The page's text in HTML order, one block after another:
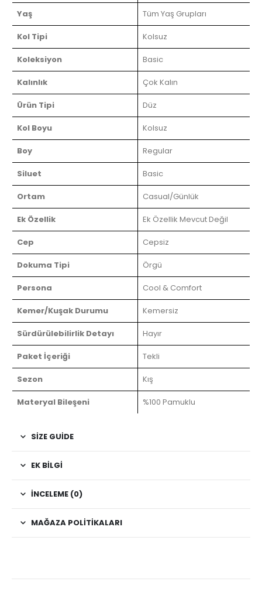
Yaş Tüm Yaş Grupları
Kol Tipi Kolsuz
Koleksiyon Basic
Kalınlık Çok Kalın
Ürün Tipi Düz
Kol Boyu Kolsuz
Boy Regular
Siluet Basic
Ortam Casual/Günlük
Ek Özellik Ek Özellik Mevcut Değil
Cep Cepsiz
Dokuma Tipi Örgü
Persona Cool & Comfort
Kemer/Kuşak Durumu Kemersiz
Sürdürülebilirlik Detayı Hayır
Paket İçeriği Tekli
Sezon Kış
Materyal Bileşeni %100 Pamuklu
SIZE GUIDE
EK BILGI
İNCELEME (0)
MAĞAZA POLITIKALARI